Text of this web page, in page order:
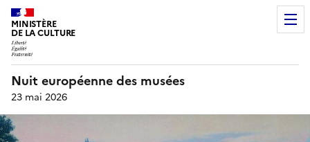
MINISTÈRE
DE LA CULTURE
Nuit européenne des musées
23 mai 2026